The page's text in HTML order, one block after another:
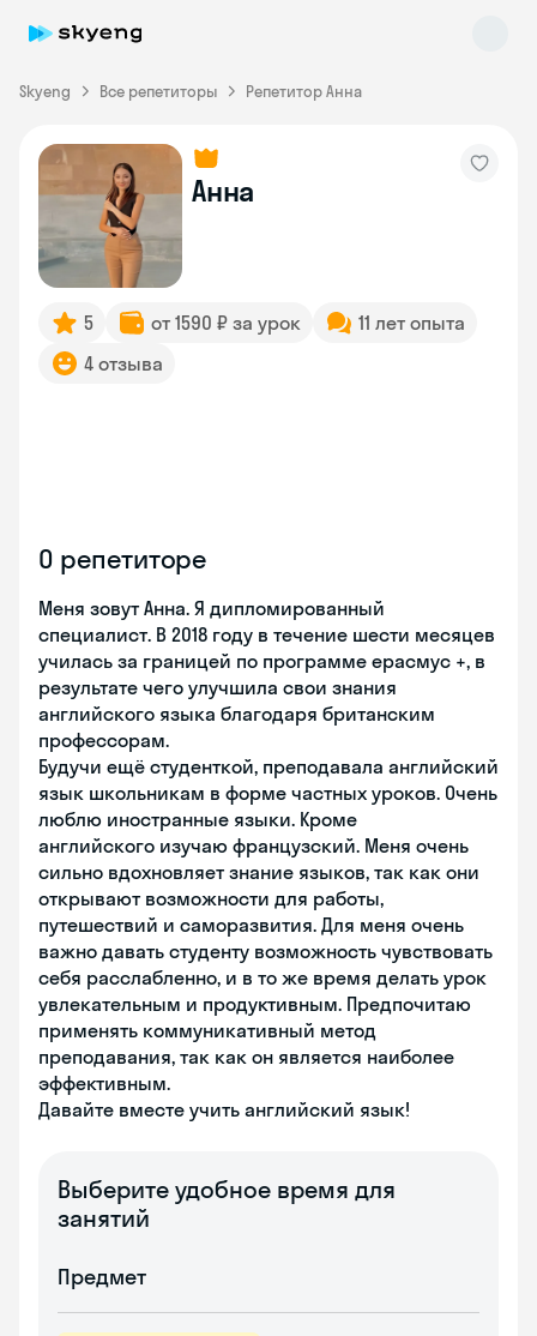
Skyeng Все репетиторы Репетитор Анна
Анна
5 от 1590 ₽ за урок
11 лет опыта
4 отзыва
О репетиторе
Меня зовут Анна. Я дипломированный
специалист. В 2018 году в течение шести месяцев
училась за границей по программе ерасмус +, в
результате чего улучшила свои знания
английского языка благодаря британским
профессорам.
Будучи ещё студенткой, преподавала английский
язык школьникам в форме частных уроков. Очень
люблю иностранные языки. Кроме
английского изучаю французский. Меня очень
сильно вдохновляет знание языков, так как они
открывают возможности для работы,
путешествий и саморазвития. Для меня очень
важно давать студенту возможность чувствовать
себя расслабленно, и в то же время делать урок
увлекательным и продуктивным. Предпочитаю
применять коммуникативный метод
преподавания, так как он является наиболее
эффективным.
Давайте вместе учить английский язык!
Выберите удобное время для
занятий
Предмет
Skyeng Chat
online